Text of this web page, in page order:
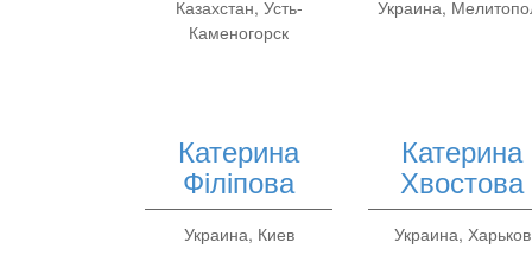
Казахстан, Усть-
Каменогорск
Украина,
Катерина
Філіпова
Украина, Киев
Катерина
Хвостова
Украина, Харьков